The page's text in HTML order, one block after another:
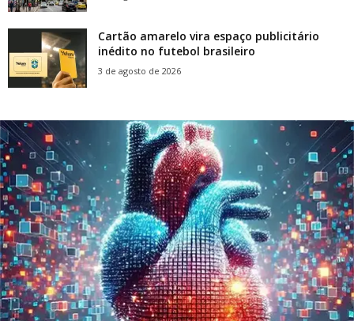
Cartão amarelo vira espaço publicitário
inédito no futebol brasileiro
3 de agosto de 2026